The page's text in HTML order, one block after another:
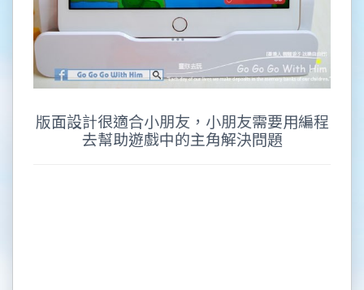
版面設計很適合小朋友，小朋友需要用編程
去幫助遊戲中的主角解決問題